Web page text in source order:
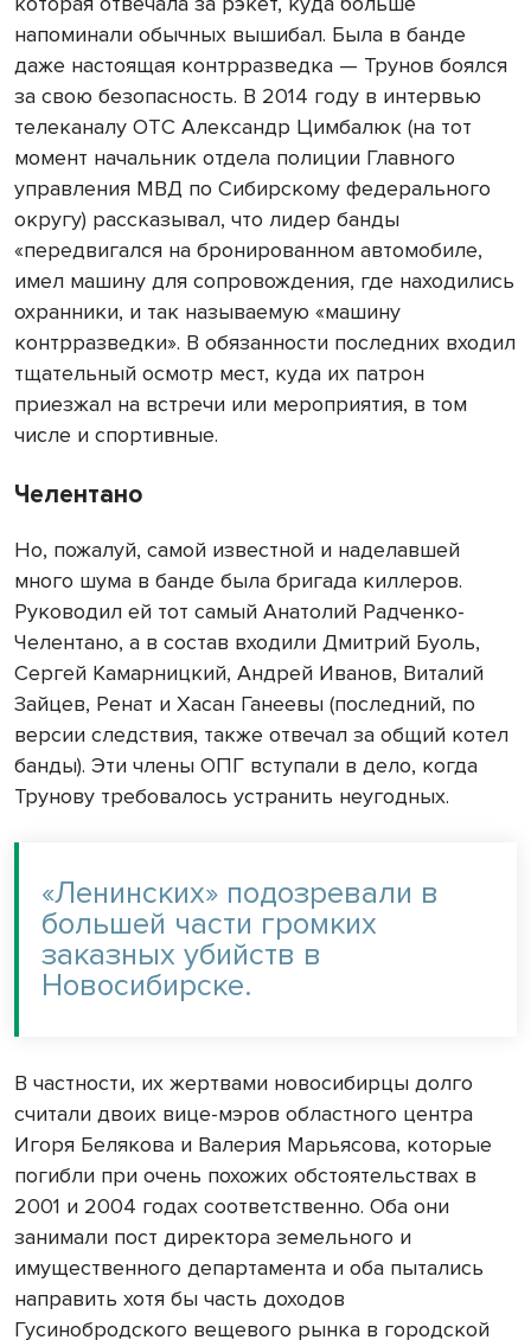
напоминали обычных вышибал. Была в банде
даже настоящая контрразведка — Трунов боялся
за свою безопасность. В 2014 году в интервью
телеканалу ОТС Александр Цимбалюк (на тот
момент начальник отдела полиции Главного
управления МВД по Сибирскому федерального
округу) рассказывал, что лидер банды
«передвигался на бронированном автомобиле,
имел машину для сопровождения, где находились
охранники, и так называемую «машину
контрразведки». В обязанности последних входил
тщательный осмотр мест, куда их патрон
приезжал на встречи или мероприятия, в том
числе и спортивные.
Челентано
Но, пожалуй, самой известной и наделавшей
много шума в банде была бригада киллеров.
Руководил ей тот самый Анатолий Радченко-
Челентано, а в состав входили Дмитрий Буоль,
Сергей Камарницкий, Андрей Иванов, Виталий
Зайцев, Ренат и Хасан Ганеевы (последний, по
версии следствия, также отвечал за общий котел
банды). Эти члены ОПГ вступали в дело, когда
Трунову требовалось устранить неугодных.
«Ленинских» подозревали в
большей части громких
заказных убийств в
Новосибирске.
В частности, их жертвами новосибирцы долго
считали двоих вице-мэров областного центра
Игоря Белякова и Валерия Марьясова, которые
погибли при очень похожих обстоятельствах в
2001 и 2004 годах соответственно. Оба они
занимали пост директора земельного и
имущественного департамента и оба пытались
направить хотя бы часть доходов
Гусинобродского вещевого рынка в городской